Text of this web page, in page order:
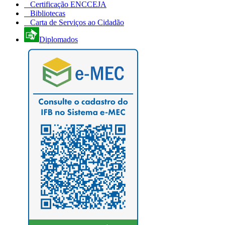
Certificação ENCCEJA
Bibliotecas
Carta de Serviços ao Cidadão
Diplomados